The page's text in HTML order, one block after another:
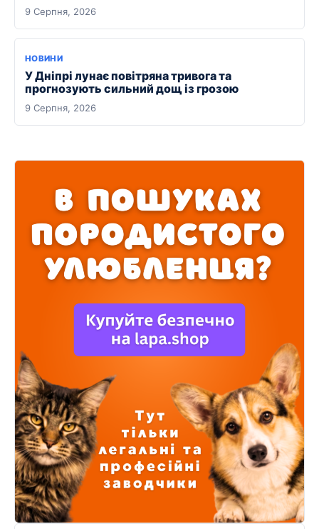
9 Серпня, 2026
НОВИНИ
У Дніпрі лунає повітряна тривога та
прогнозують сильний дощ із грозою
9 Серпня, 2026